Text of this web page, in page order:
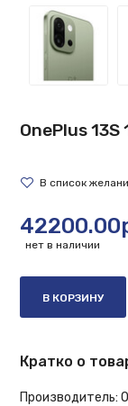
OnePlus
нет в наличии
В КОРЗИНУ
Кратко о
Производитель: